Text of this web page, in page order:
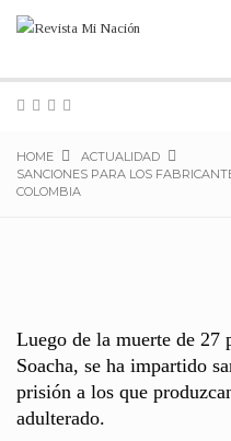
HOME
ACTUALIDAD
SANCIONES PARA LOS
COLOMBIA
Luego de la muerte de 27
Soacha, se ha impartido
prisión a los que
adulterado.